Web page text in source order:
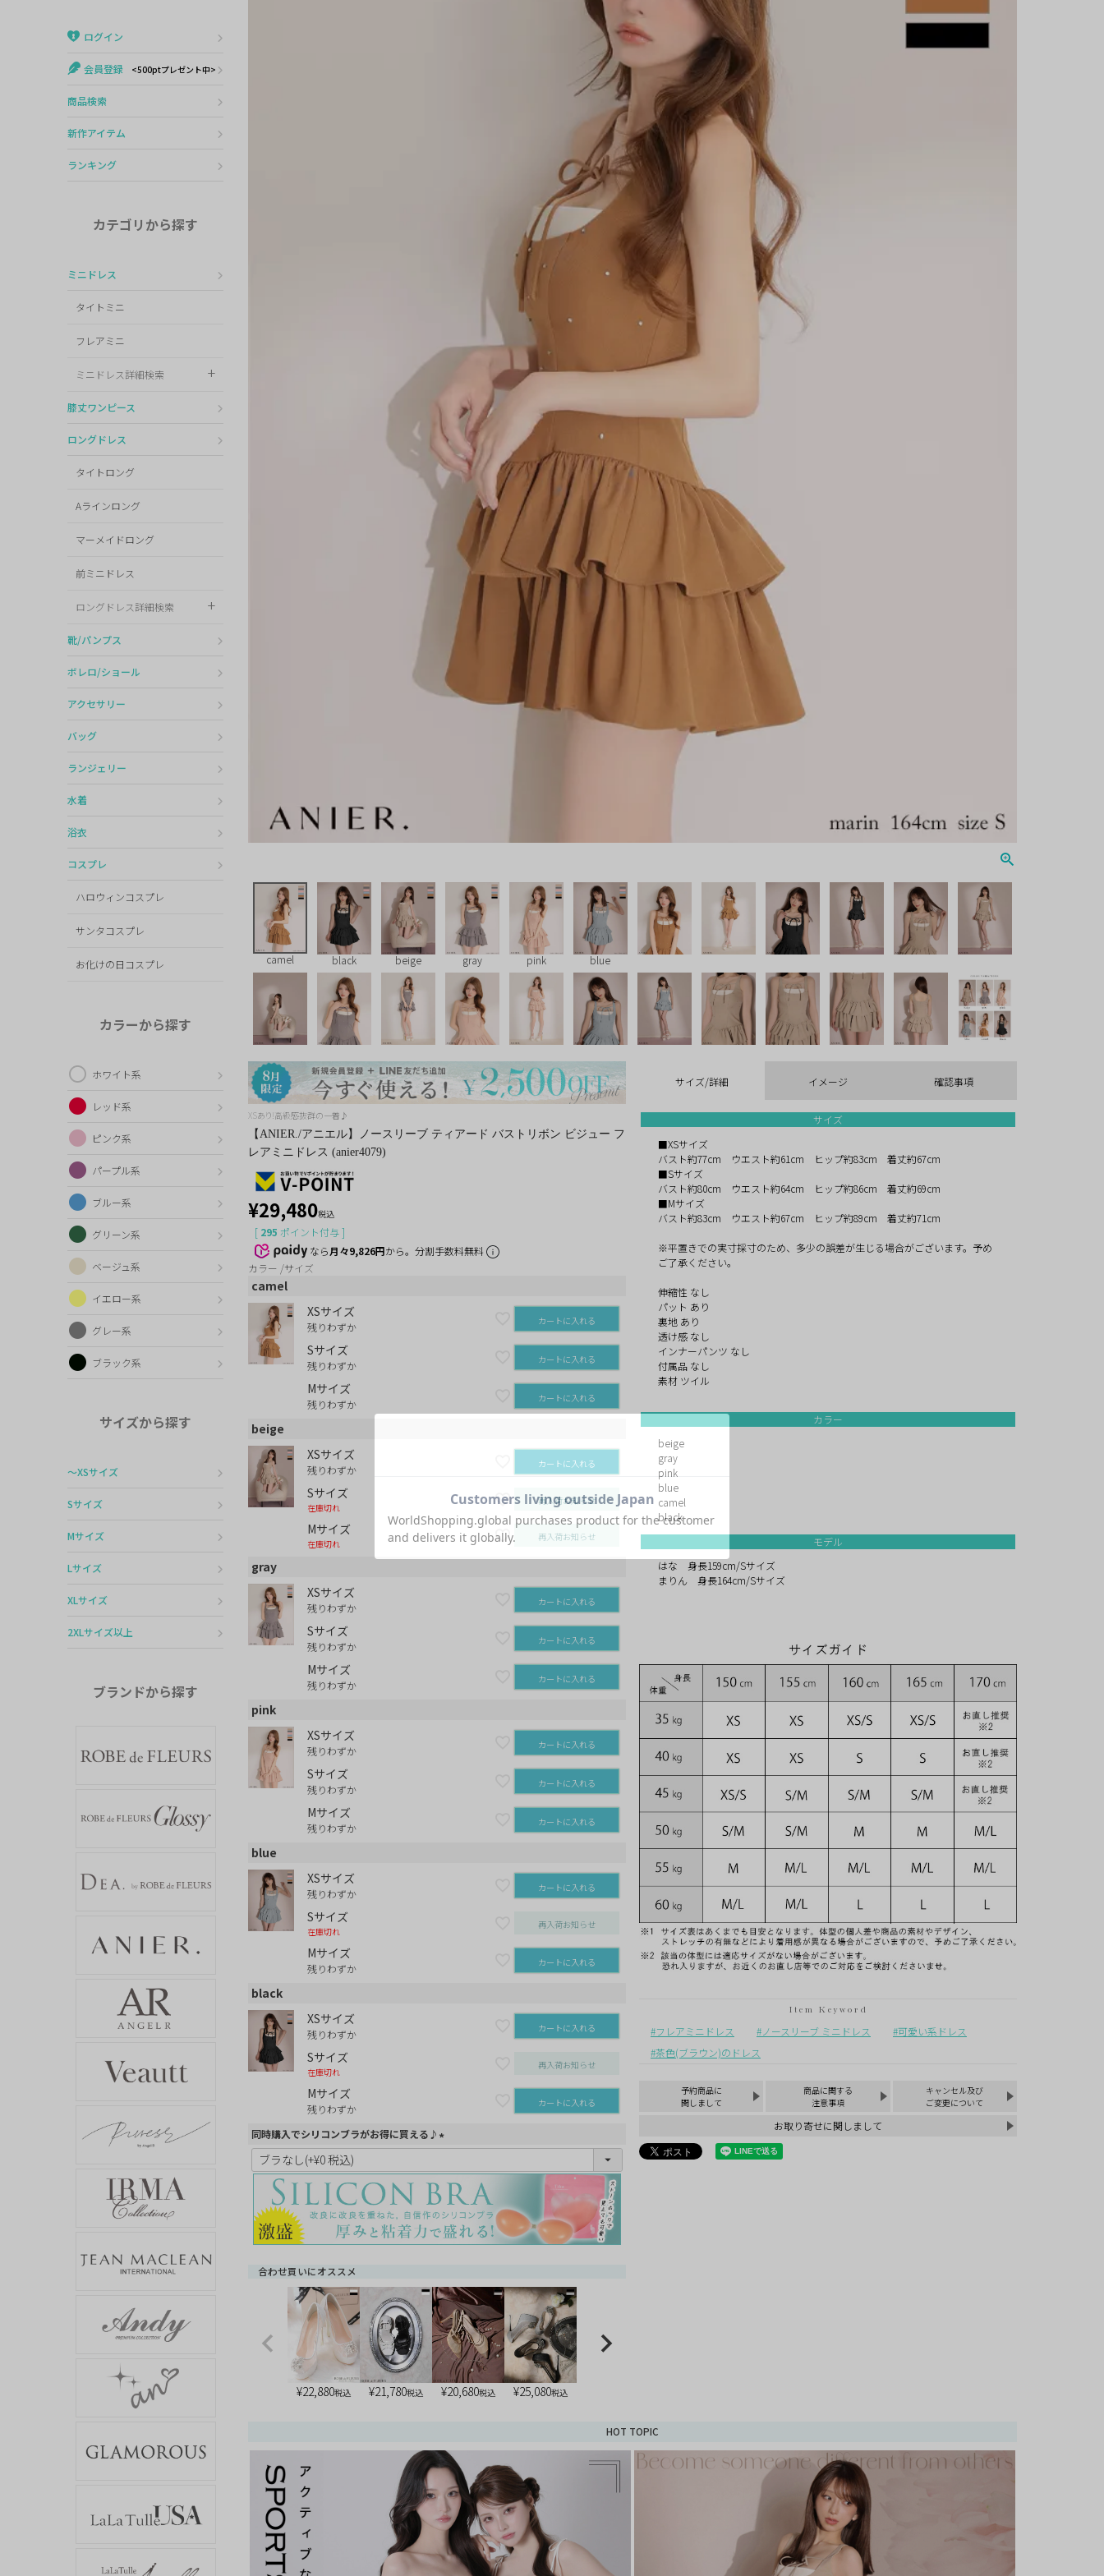
GLAMOROUS
ログイン
会員登録 <500ptプレゼント中>
商品検索
新作アイテム
ランキング
カテゴリから探す
ミニドレス
タイトミニ
フレアミニ
ミニドレス詳細検索
膝丈ワンピース
ロングドレス
タイトロング
Aラインロング
マーメイドロング
前ミニドレス
ロングドレス詳細検索
靴/パンプス
ボレロ/ショール
アクセサリー
バッグ
ランジェリー
水着
浴衣
コスプレ
ハロウィンコスプレ
サンタコスプレ
お化けの日コスプレ
カラーから探す
ホワイト系
レッド系
ピンク系
パープル系
ブルー系
グリーン系
ベージュ系
イエロー系
グレー系
ブラック系
サイズから探す
〜XSサイズ
Sサイズ
Mサイズ
Lサイズ
XLサイズ
2XLサイズ以上
ブランドから探す
camel black beige gray pink blue
XSあり!高級感抜群の一着♪
【ANIER./アニエル】ノースリーブ ティアード バストリボン ビジュー フ
レアミニドレス (anier4079)
¥29,480税込
[ 295 ポイント付与 ]
なら月々9,826円から。分割手数料無料
カラー サイズ
camel
XSサイズ
残りわずか カートに入れる
Sサイズ
残りわずか カートに入れる
Mサイズ
残りわずか カートに入れる
beige
XSサイズ
残りわずか カートに入れる
Sサイズ
在庫切れ
再入荷お知らせ
Mサイズ
在庫切れ
再入荷お知らせ
gray
XSサイズ
残りわずか カートに入れる
Sサイズ
残りわずか カートに入れる
Mサイズ
残りわずか カートに入れる
pink
XSサイズ
残りわずか カートに入れる
Sサイズ
残りわずか カートに入れる
Mサイズ
残りわずか カートに入れる
blue
XSサイズ
残りわずか カートに入れる
Sサイズ
在庫切れ
再入荷お知らせ
Mサイズ
残りわずか カートに入れる
black
XSサイズ
残りわずか カートに入れる
Sサイズ
在庫切れ
再入荷お知らせ
Mサイズ
残りわずか カートに入れる
同時購入でシリコンブラがお得に買える♪
(
須
)
合わせ買いにオススメ
¥22,880税込 ¥21,780税込 ¥20,680税込 ¥25,080税込
サイズ/詳細 イメージ 確認事項
サイズ
■XSサイズ
バスト約77cm ウエスト約61cm ヒップ約83cm 着丈約67cm
■Sサイズ
バスト約80cm ウエスト約64cm ヒップ約86cm 着丈約69cm
■Mサイズ
バスト約83cm ウエスト約67cm ヒップ約89cm 着丈約71cm
※平置きでの実寸採寸のため、多少の誤差が生じる場合がございます。予め
ご了承ください。
伸縮性 なし
パット あり
裏地 あり
透け感 なし
インナーパンツ なし
付属品 なし
素材 ツイル
カラー
beige
gray
pink
blue
camel
black
モデル
はな 身長159cm/Sサイズ
まりん 身長164cm/Sサイズ
フレアミニドレス ノースリーブ ミニドレス
可愛い系ドレス
茶色(ブラウン)のドレス
予約商品に
関しまして
商品に関する
注意事項
キャンセル及び
ご変更について
お取り寄せに関しまして
HOT TOPIC